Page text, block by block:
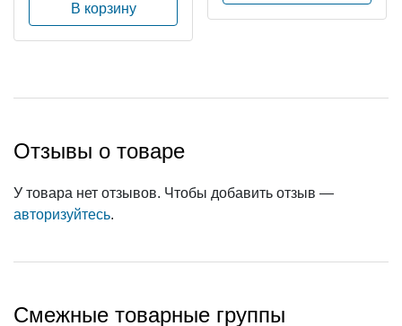
В корзину
Отзывы о товаре
У товара нет отзывов. Чтобы добавить отзыв —
авторизуйтесь.
Смежные товарные группы